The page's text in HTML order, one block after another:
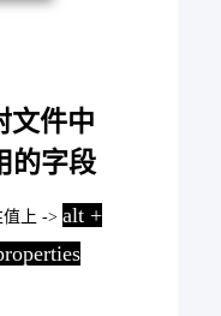
文件中
的字段
值上 -> alt +